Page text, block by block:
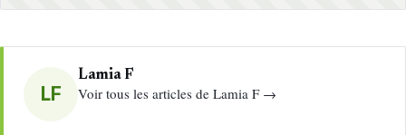
LF
Lamia F
Voir tous les articles de Lamia F →